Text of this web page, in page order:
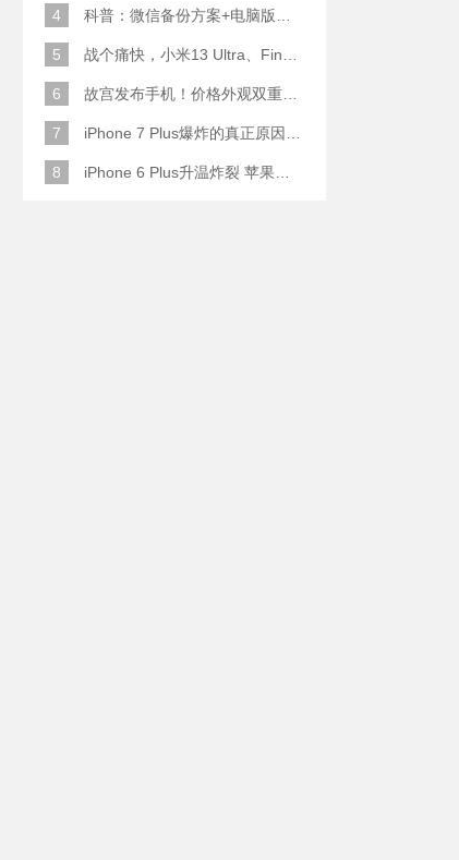
4 科普：微信备份方案+电脑版丢失数据恢复指南
5 战个痛快，小米13 Ultra、Find X6 Pro、vivo X90 Pro+、小米12SU拍照横评
6 故宫发布手机！价格外观双重逆天！
7 iPhone 7 Plus爆炸的真正原因原来是这样
8 iPhone 6 Plus升温炸裂 苹果赔了一部全新的